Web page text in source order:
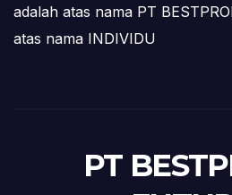
adalah atas nama PT
atas nama INDIVIDU
PT